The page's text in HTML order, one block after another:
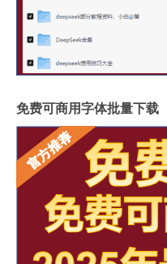
免费可商用字体批量下载